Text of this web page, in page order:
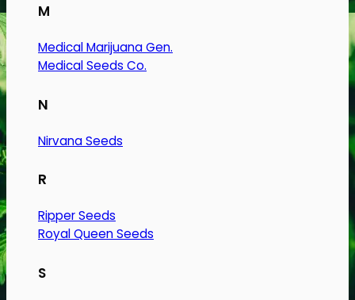
M
Medical Marijuana Gen.
Medical Seeds Co.
N
Nirvana Seeds
R
Ripper Seeds
Royal Queen Seeds
S
Dette
vare
flere
varianter.
Mulighederne
kan
vælges
på
varesiden